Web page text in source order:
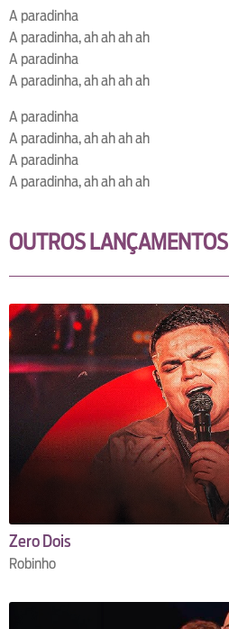
A paradinha
A paradinha, ah ah ah ah
A paradinha
A paradinha, ah ah ah ah
A paradinha
A paradinha, ah ah ah ah
A paradinha
A paradinha, ah ah ah ah
OUTROS LANÇAMENTOS
Zero Dois
Robinho